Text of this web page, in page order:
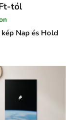
Nap és Hold
tól